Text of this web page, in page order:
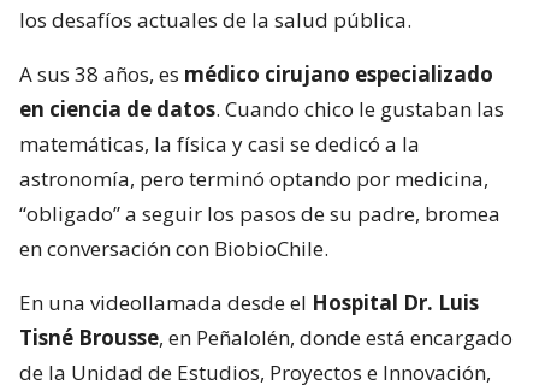
los desafíos actuales de la salud pública.
A sus 38 años, es médico cirujano especializado
en ciencia de datos. Cuando chico le gustaban las
matemáticas, la física y casi se dedicó a la
astronomía, pero terminó optando por medicina,
“obligado” a seguir los pasos de su padre, bromea
en conversación con BiobioChile.
En una videollamada desde el Hospital Dr. Luis
Tisné Brousse, en Peñalolén, donde está encargado
de la Unidad de Estudios, Proyectos e Innovación,